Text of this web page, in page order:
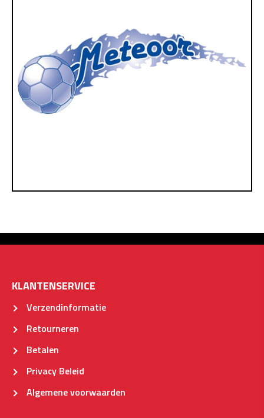
KLANTENSERVICE
Verzendinformatie
Retourneren
Betalen
Privacy Beleid
Algemene voorwaarden